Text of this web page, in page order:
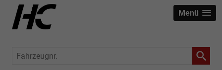
Menü
Fahrzeugnr.